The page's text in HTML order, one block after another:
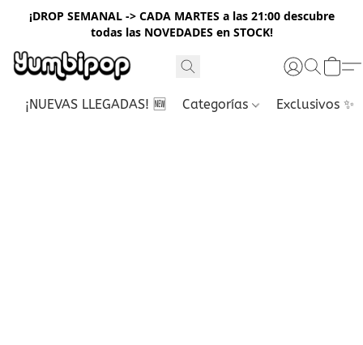
¡DROP SEMANAL -> CADA MARTES a las 21:00 descubre
todas las NOVEDADES en STOCK!
¡NUEVAS LLEGADAS! 🆕 Categorías Exclusivos ✨